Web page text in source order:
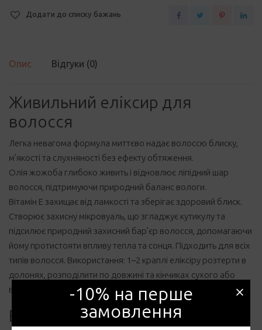
гладкості
Додати до списку бажань
Опис Відгуки (0)
Живильний еліксир для
волосся
Легка невагома формула миттєво надає волоссю блиску,
м’якості та слухняності без ефекту обтяження.
Олія жожоба глибоко живить і відновлює ліпідний шар
волосся, підтримуючи природний баланс вологи.
Вітамін Е захищає від ламкості та зберігає здоровий блиск.
Створює захисну мікровуаль, що згладжує кутикулу та
підсилює природний захисний бар’єр волосся, допомагаючи
йому протистояти впливу тепла та сонця. Підходить для всіх
типів волосся. Використання: 1–2 краплі еліксіру розтерти в
долонях, розподілити по довжині та кінчиках сухого або
вологого волосся. Не змивати.
Використання
-10% на перше
замовлення